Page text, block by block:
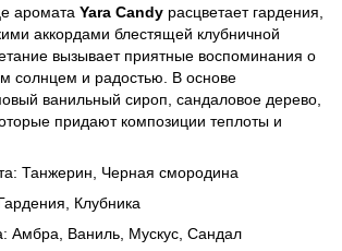
аромата Yara Candy расцветает гардения,
аккордами блестящей клубничной
вызывает приятные воспоминания о
солнцем и радостью. В основе
ванильный сироп, сандаловое дерево,
придают композиции теплоты и
Танжерин, Черная смородина
Клубника
Амбра, Ваниль, Мускус, Сандал